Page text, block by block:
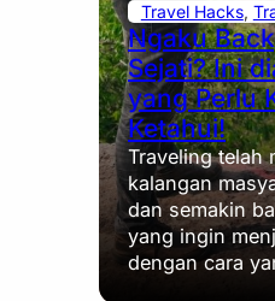
Travel Hacks,
Ngaku
Sejati? Ini
yang Perlu
Ketahui!
Traveling telah
kalangan
dan semakin
yang ingin
dengan cara